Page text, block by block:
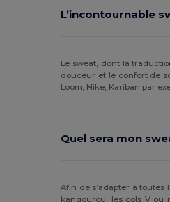
L’incontournable
Le sweat, dont la
douceur et le confort de
Loom, Nike, Kariban par
Quel sera mon
Afin de s’adapter à
kangourou, les cols V ou